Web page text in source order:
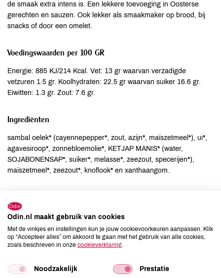
de smaak extra intens is. Een lekkere toevoeging in Oosterse
gerechten en sauzen. Ook lekker als smaakmaker op brood, bij
snacks of door een omelet.
Voedingswaarden per 100 GR
Energie: 885 KJ/214 Kcal. Vet: 13 gr waarvan verzadigde
vetzuren 1.5 gr. Koolhydraten: 22.5 gr waarvan suiker 16.6 gr.
Eiwitten: 1.3 gr. Zout: 7.6 gr.
Ingrediënten
sambal oelek* (cayennepepper*, zout, azijn*, maïszetmeel*), ui*,
agavesiroop*, zonnebloemolie*, KETJAP MANIS* (water,
SOJABONENSAP*, suiker*, melasse*, zeezout, specerijen*),
maïszetmeel*, zeezout*, knoflook* en xanthaangom.
Aardnoten
niet aanwezig
Ei
niet aanwezig
Gluten
niet aanwezig
Lupine
niet aanwezig
Odin.nl maakt gebruik van cookies
Met de vinkjes en instellingen kun je jouw cookievoorkeuren aanpassen. Klik
op “Accepteer alles” om akkoord te gaan met het gebruik van alle cookies,
zoals beschreven in onze cookieverklaring
Noodzakelijk Prestatie